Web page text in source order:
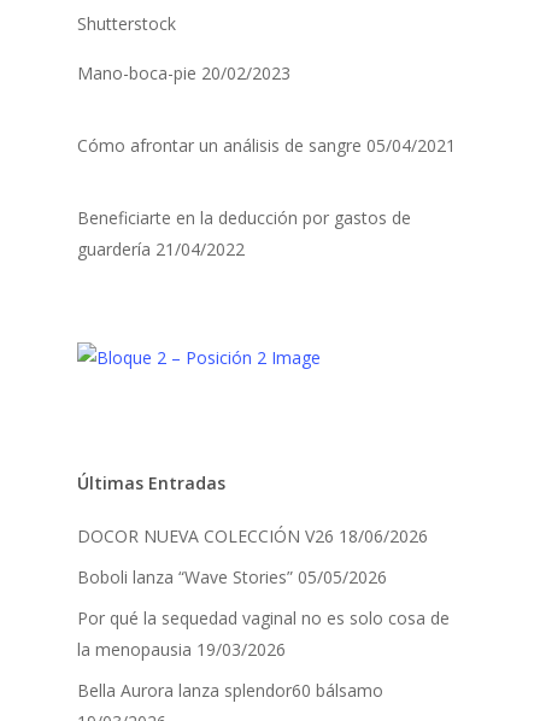
Mano-boca-pie 20/02/2023
Cómo afrontar un análisis de sangre 05/04/2021
Beneficiarte en la deducción por gastos de
guardería 21/04/2022
Últimas Entradas
DOCOR NUEVA COLECCIÓN V26 18/06/2026
Boboli lanza “Wave Stories” 05/05/2026
Por qué la sequedad vaginal no es solo cosa de
la menopausia 19/03/2026
Bella Aurora lanza splendor60 bálsamo